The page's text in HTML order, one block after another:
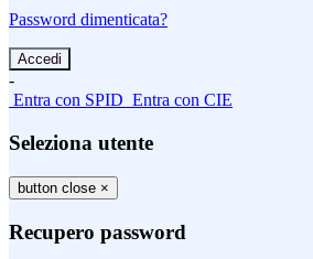
Password dimenticata?
-
Entra con SPID Entra con CIE
Seleziona utente
button close ×
Recupero password